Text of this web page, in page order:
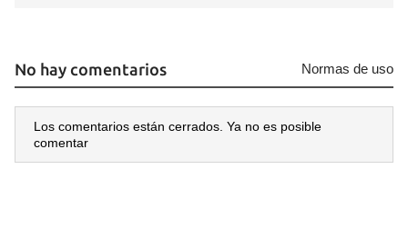
No hay comentarios Normas de uso
Los comentarios están cerrados. Ya no es posible
comentar